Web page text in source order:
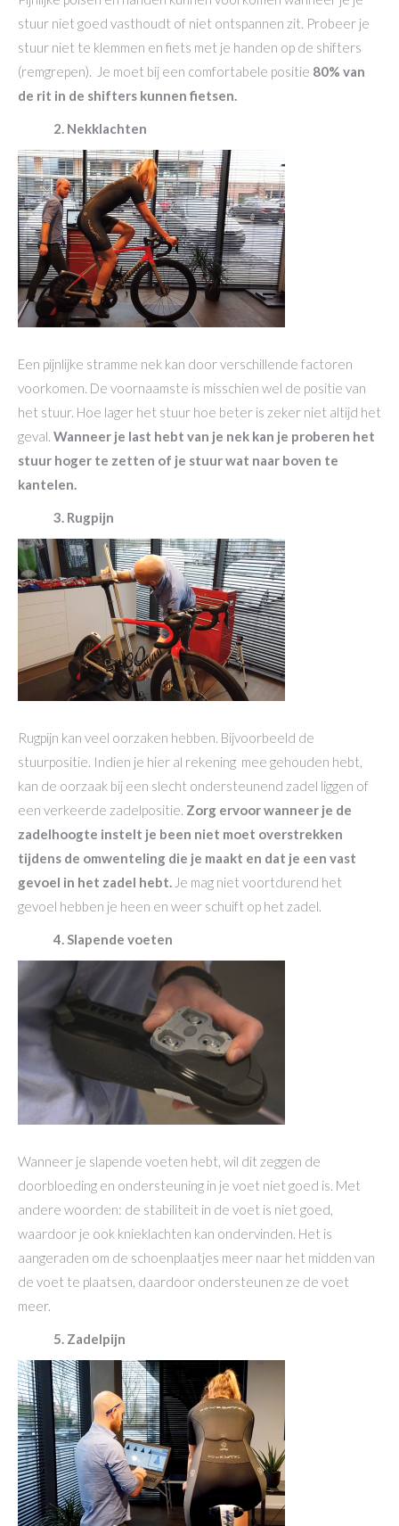
stuur niet goed vasthoudt of niet ontspannen zit. Probeer je
stuur niet te klemmen en fiets met je handen op de shifters
(remgrepen). Je moet bij een comfortabele positie 80% van
de rit in de shifters kunnen fietsen.
2. Nekklachten
Een pijnlijke stramme nek kan door verschillende factoren
voorkomen. De voornaamste is misschien wel de positie van
het stuur. Hoe lager het stuur hoe beter is zeker niet altijd het
geval. Wanneer je last hebt van je nek kan je proberen het
stuur hoger te zetten of je stuur wat naar boven te
kantelen.
3. Rugpijn
Rugpijn kan veel oorzaken hebben. Bijvoorbeeld de
stuurpositie. Indien je hier al rekening mee gehouden hebt,
kan de oorzaak bij een slecht ondersteunend zadel liggen of
een verkeerde zadelpositie. Zorg ervoor wanneer je de
zadelhoogte instelt je been niet moet overstrekken
tijdens de omwenteling die je maakt en dat je een vast
gevoel in het zadel hebt. Je mag niet voortdurend het
gevoel hebben je heen en weer schuift op het zadel.
4. Slapende voeten
Wanneer je slapende voeten hebt, wil dit zeggen de
doorbloeding en ondersteuning in je voet niet goed is. Met
andere woorden: de stabiliteit in de voet is niet goed,
waardoor je ook knieklachten kan ondervinden. Het is
aangeraden om de schoenplaatjes meer naar het midden van
de voet te plaatsen, daardoor ondersteunen ze de voet
meer.
5. Zadelpijn